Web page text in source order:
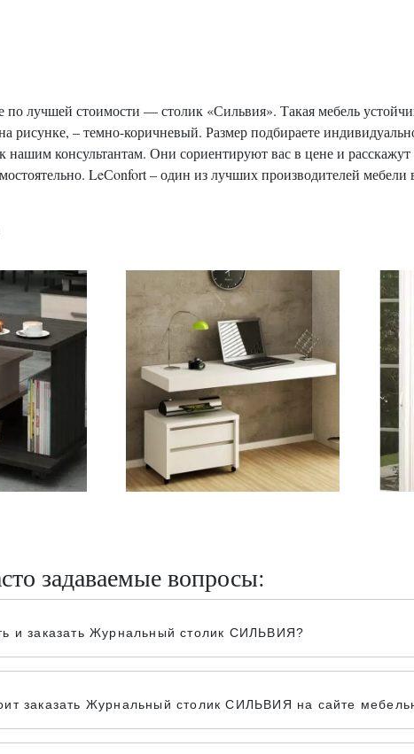
по лучшей стоимости — столик «Сильвия». Такая мебель
рисунке, – темно-коричневый. Размер подбираете
нашим консультантам. Они сориентируют вас в цене и
LeСonfort – один из лучших производителей мебели
задаваемые вопросы:
и заказать Журнальный столик СИЛЬВИЯ?
заказать Журнальный столик СИЛЬВИЯ на сайте